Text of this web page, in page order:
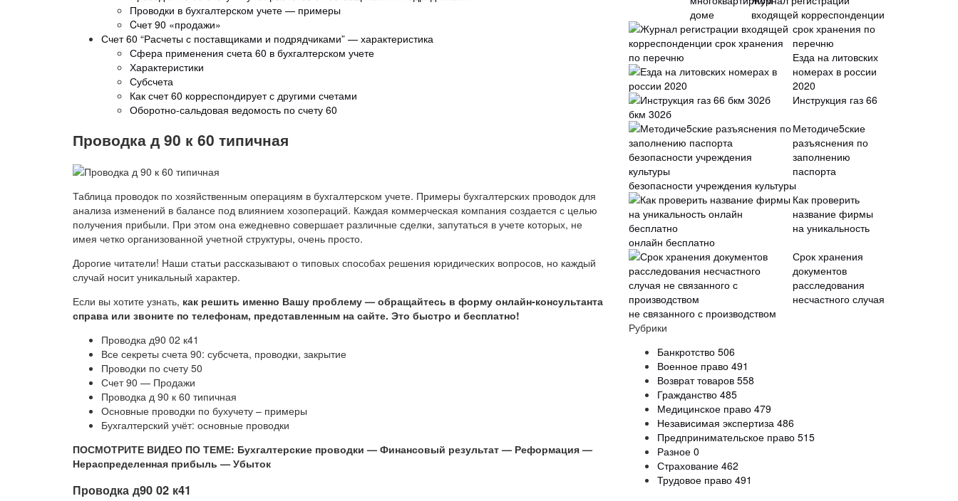
Проводки в бухгалтерском учете — примеры
Cчет 90 «продажи»
Счет 60 “Расчеты с поставщиками и подрядчиками” — характеристика
Сфера применения счета 60 в бухгалтерском учете
Характеристики
Субсчета
Как счет 60 корреспондирует с другими счетами
Оборотно-сальдовая ведомость по счету 60
Проводка д 90 к 60 типичная
Таблица проводок по хозяйственным операциям в бухгалтерском учете. Примеры бухгалтерских проводок для
анализа изменений в балансе под влиянием хозопераций. Каждая коммерческая компания создается с целью
получения прибыли. При этом она ежедневно совершает различные сделки, запутаться в учете которых, не
имея четко организованной учетной структуры, очень просто.
Дорогие читатели! Наши статьи рассказывают о типовых способах решения юридических вопросов, но каждый
случай носит уникальный характер.
Если вы хотите узнать, как решить именно Вашу проблему — обращайтесь в форму онлайн-консультанта
справа или звоните по телефонам, представленным на сайте. Это быстро и бесплатно!
Проводка д90 02 к41
Все секреты счета 90: субсчета, проводки, закрытие
Проводки по счету 50
Счет 90 — Продажи
Проводка д 90 к 60 типичная
Основные проводки по бухучету – примеры
Бухгалтерский учёт: основные проводки
ПОСМОТРИТЕ ВИДЕО ПО ТЕМЕ: Бухгалтерские проводки — Финансовый результат — Реформация —
Нераспределенная прибыль — Убыток
Проводка д90 02 к41
входящей корреспонденции
срок хранения по
перечню
Езда на литовских
номерах в россии
2020
Инструкция газ 66
бкм 302б
Методиче5ские
разъяснения по
заполнению
паспорта
безопасности учреждения культуры
Как проверить
название фирмы
на уникальность
онлайн бесплатно
Срок хранения
документов
расследования
несчастного случая
не связанного с производством
Рубрики
Банкротство 506
Военное право 491
Возврат товаров 558
Гражданство 485
Медицинское право 479
Независимая экспертиза 486
Предпринимательское право 515
Разное 0
Страхование 462
Трудовое право 491